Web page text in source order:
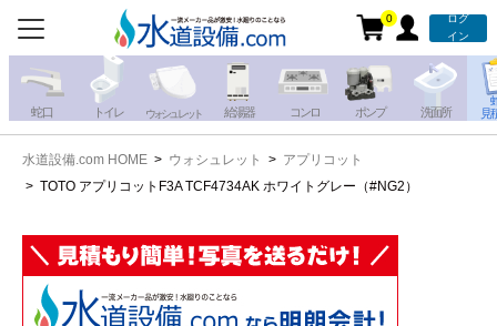
0
ログ
イン
蛇 口 トイレ ウォシュレット 給湯器 コンロ ポンプ 洗面所
見
お電話での注文・お見積も
承っております!!
携帯電話から
写真を送る
iPhone・iPadから
お問い合わせ
水道設備.com HOME ウォシュレット
アプリコット
TOTO アプリコットF3A TCF4734AK ホワイトグレー（#NG2）